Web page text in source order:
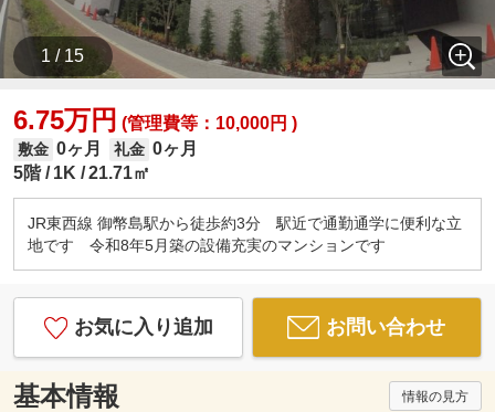
1 / 15
6.75万円 (管理費等：10,000円 )
敷金 0ヶ月 礼金 0ヶ月
5階
1K 21.71㎡
JR東西線 御幣島駅から徒歩約3分 駅近で通勤通学に便利な立
地です 令和8年5月築の設備充実のマンションです
お気に入り追加 お問い合わせ
基本情報 情報の見方